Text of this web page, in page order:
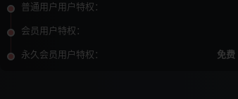
普通用户用户特权：
会员用户特权：
永久会员用户特权： 免费